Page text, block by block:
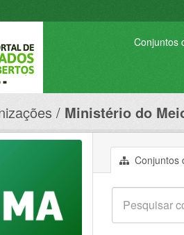
Conjuntos
Ministério do
Conjuntos